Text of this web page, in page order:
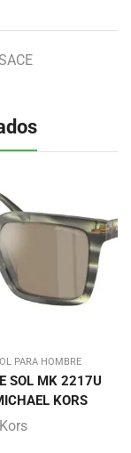
PARA HOMBRE
SOL MK 2217U
KORS